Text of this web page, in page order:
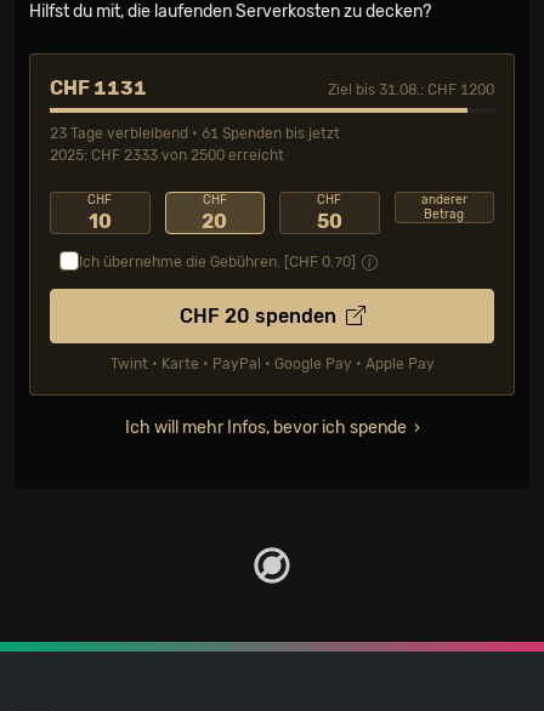
Hilfst du mit, die laufenden Serverkosten zu decken?
CHF 1131 Ziel bis 31.08.: CHF 1200
23 Tage verbleibend • 61 Spenden bis jetzt
2025: CHF 2333 von 2500 erreicht
CHF
10
CHF
20
CHF
50
anderer
Betrag
Ich übernehme die Gebühren. [CHF 0.70
CHF 20 spenden
Twint • Karte • PayPal • Google Pay • Apple Pay
Ich will mehr Infos, bevor ich spende